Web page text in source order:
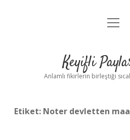
Anasayfa
Yasal
Keyifli
Anlamlı fikirlerin birleştiği
Etiket: Noter devletten